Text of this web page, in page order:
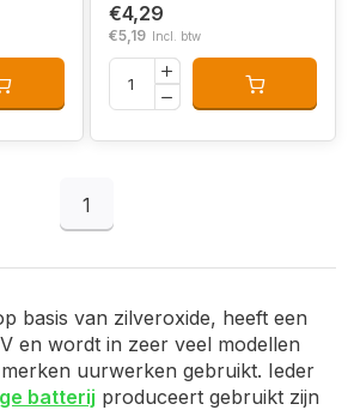
€4,29
€5,19 Incl. btw
1
basis van zilveroxide, heeft een
en wordt in zeer veel modellen
uurwerken gebruikt. Ieder
batterij produceert gebruikt zijn